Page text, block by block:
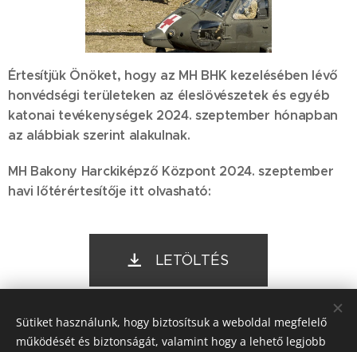
Értesítjük Önöket, hogy az MH BHK kezelésében lévő
honvédségi területeken az éleslövészetek és egyéb
katonai tevékenységek 2024. szeptember hónapban
az alábbiak szerint alakulnak.
MH Bakony Harckiképző Központ 2024. szeptember
havi lőtérértesítője itt olvasható:
LETÖLTÉS
Sütiket használunk, hogy biztosítsuk a weboldal megfelelő
működését és biztonságát, valamint hogy a lehető legjobb